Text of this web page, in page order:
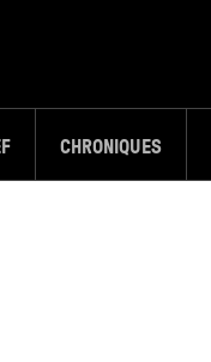
CHRONIQUES